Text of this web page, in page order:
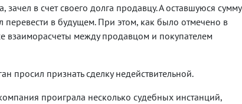
зачел в счет своего долга продавцу. А оставшуюся сумму
в будущем. При этом, как было отмечено в
взаиморасчеты между продавцом и покупателем
просил признать сделку недействительной.
проиграла несколько судебных инстанций,